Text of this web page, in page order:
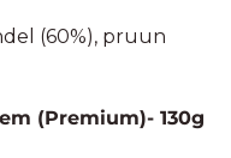
(60%), pruun
(Premium)- 130g